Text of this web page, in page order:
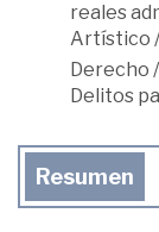
reales
Artístico /
Derecho /
Delitos
Resumen